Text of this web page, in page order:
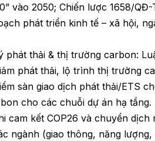
vào 2050; Chiến lược 1658/
phát triển kinh tế – xã hội,
phát thải & thị trường carbon:
phát thải, lộ trình thị trường
sàn giao dịch phát thải/ETS
cho các chuỗi dự án hạ tầng.
cam kết COP26 và chuyển
ngành (giao thông, năng